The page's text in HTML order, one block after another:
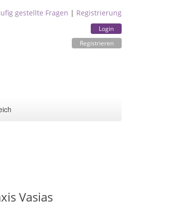
gestellte Fragen | Registrierung
Login
Registrieren
Vasias